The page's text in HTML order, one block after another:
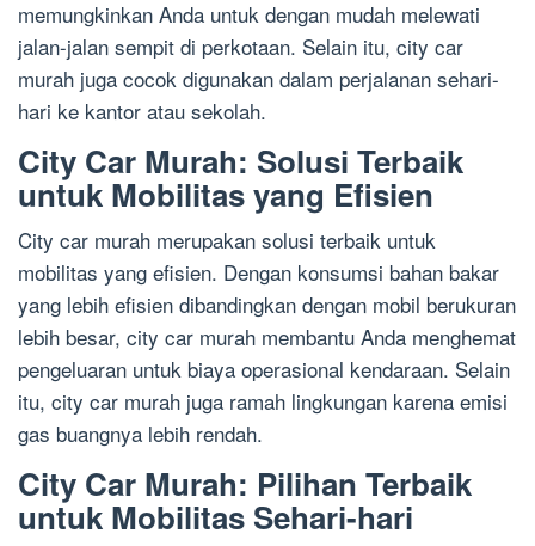
memungkinkan Anda untuk dengan mudah melewati
jalan-jalan sempit di perkotaan. Selain itu, city car
murah juga cocok digunakan dalam perjalanan sehari-
hari ke kantor atau sekolah.
City Car Murah: Solusi Terbaik
untuk Mobilitas yang Efisien
City car murah merupakan solusi terbaik untuk
mobilitas yang efisien. Dengan konsumsi bahan bakar
yang lebih efisien dibandingkan dengan mobil berukuran
lebih besar, city car murah membantu Anda menghemat
pengeluaran untuk biaya operasional kendaraan. Selain
itu, city car murah juga ramah lingkungan karena emisi
gas buangnya lebih rendah.
City Car Murah: Pilihan Terbaik
untuk Mobilitas Sehari-hari